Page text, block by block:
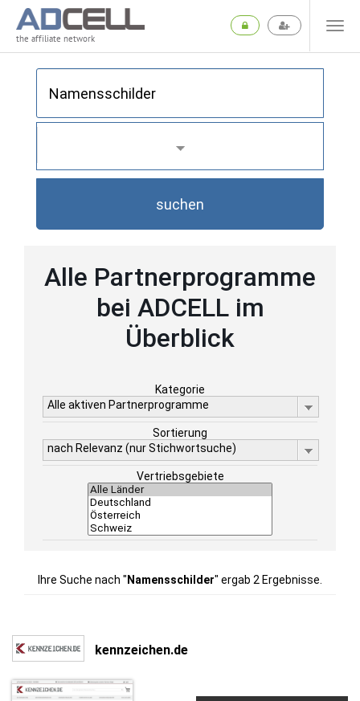
the affiliate network
suchen
Alle Partnerprogramme
bei ADCELL im
Überblick
Kategorie
Alle aktiven Partnerprogramme
Sortierung
nach Relevanz (nur Stichwortsuche)
Vertriebsgebiete
Ihre Suche nach " Namensschilder" ergab 2 Ergebnisse.
kennzeichen.de